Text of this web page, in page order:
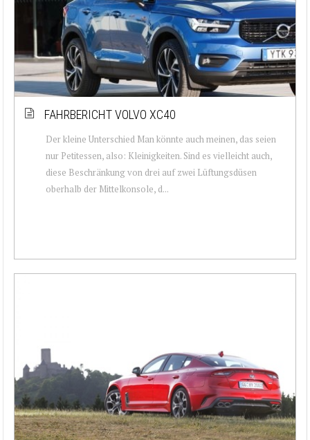
FAHRBERICHT VOLVO XC40
Der kleine Unterschied Man könnte auch meinen, das seien
nur Petitessen, also: Kleinigkeiten. Sind es vielleicht auch,
diese Beschränkung von drei auf zwei Lüftungsdüsen
oberhalb der Mittelkonsole, d...